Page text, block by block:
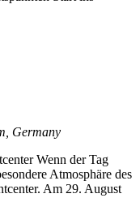
Germany
Wenn der Tag
Atmosphäre des
Am 29. August